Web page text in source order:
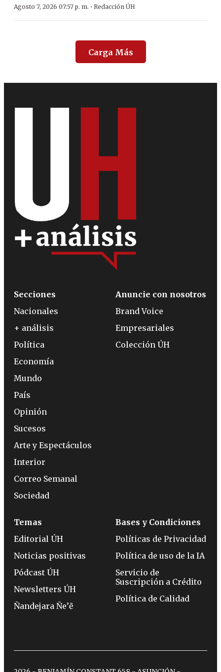
Agosto 7, 2026 07:57 p. m. · Redacción ÚH
Carga Más
Secciones
Nacionales
+ análisis
Política
Economía
Mundo
País
Opinión
Sucesos
Arte y Espectáculos
Interior
Correo Semanal
Sociedad
Anuncie con nosotros
Brand Voice
Empresariales
Colección ÚH
Temas
Editorial ÚH
Noticias positivas
Pódcast ÚH
Newsletters ÚH
Ñandejara Ñe’ẽ
Bases y Condiciones
Políticas de Privacidad
Política de uso de la IA
Servicio de
Suscripción a Crédito
Política de Calidad